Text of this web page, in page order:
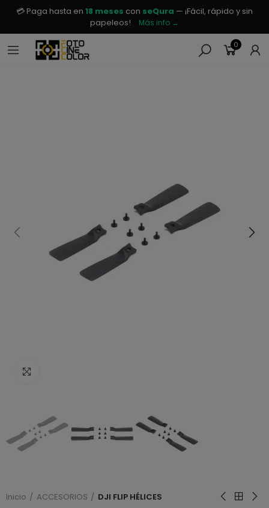
💳 Paga hasta en 18 meses con seQura — ¡Fácil, rápido y sin
papeleos!
Más info →
0
Inicio ACCESORIOS DJI FLIP HÉLICES